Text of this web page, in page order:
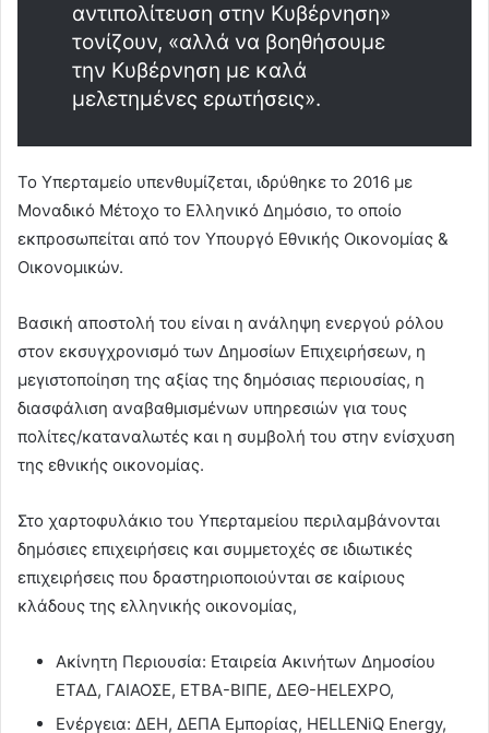
αντιπολίτευση στην Κυβέρνηση»
τονίζουν, «αλλά να βοηθήσουμε
την Κυβέρνηση με καλά
μελετημένες ερωτήσεις».
Το Υπερταμείο υπενθυμίζεται, ιδρύθηκε το 2016 με
Μοναδικό Μέτοχο το Ελληνικό Δημόσιο, το οποίο
εκπροσωπείται από τον Υπουργό Εθνικής Οικονομίας &
Οικονομικών.
Βασική αποστολή του είναι η ανάληψη ενεργού ρόλου
στον εκσυγχρονισμό των Δημοσίων Επιχειρήσεων, η
μεγιστοποίηση της αξίας της δημόσιας περιουσίας, η
διασφάλιση αναβαθμισμένων υπηρεσιών για τους
πολίτες/καταναλωτές και η συμβολή του στην ενίσχυση
της εθνικής οικονομίας.
Στο χαρτοφυλάκιο του Υπερταμείου περιλαμβάνονται
δημόσιες επιχειρήσεις και συμμετοχές σε ιδιωτικές
επιχειρήσεις που δραστηριοποιούνται σε καίριους
κλάδους της ελληνικής οικονομίας,
Ακίνητη Περιουσία: Εταιρεία Ακινήτων Δημοσίου
ΕΤΑΔ, ΓΑΙΑΟΣΕ, ΕΤΒΑ-ΒΙΠΕ, ΔΕΘ-HELEXPO,
Ενέργεια: ΔΕΗ, ΔΕΠΑ Εμπορίας, HELLENiQ Energy,